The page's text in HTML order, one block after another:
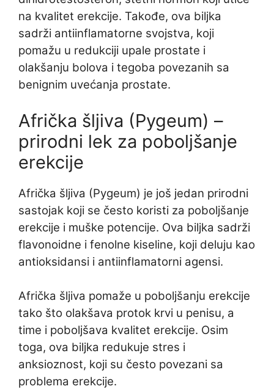
na kvalitet erekcije. Takođe, ova biljka
sadrži antiinflamatorne svojstva, koji
pomažu u redukciji upale prostate i
olakšanju bolova i tegoba povezanih sa
benignim uvećanja prostate.
Afrička šljiva (Pygeum) –
prirodni lek za poboljšanje
erekcije
Afrička šljiva (Pygeum) je još jedan prirodni
sastojak koji se često koristi za poboljšanje
erekcije i muške potencije. Ova biljka sadrži
flavonoidne i fenolne kiseline, koji deluju kao
antioksidansi i antiinflamatorni agensi.
Afrička šljiva pomaže u poboljšanju erekcije
tako što olakšava protok krvi u penisu, a
time i poboljšava kvalitet erekcije. Osim
toga, ova biljka redukuje stres i
anksioznost, koji su često povezani sa
problema erekcije.